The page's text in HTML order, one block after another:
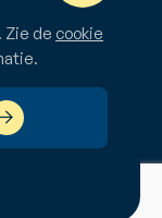
Zie de cookie